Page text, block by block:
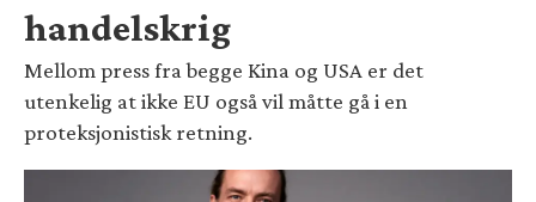
handelskrig
Mellom press fra begge Kina og USA er det
utenkelig at ikke EU også vil måtte gå i en
proteksjonistisk retning.